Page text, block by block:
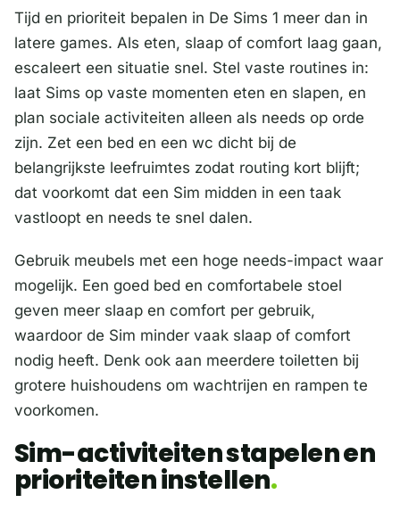
Tijd en prioriteit bepalen in De Sims 1 meer dan in
latere games. Als eten, slaap of comfort laag gaan,
escaleert een situatie snel. Stel vaste routines in:
laat Sims op vaste momenten eten en slapen, en
plan sociale activiteiten alleen als needs op orde
zijn. Zet een bed en een wc dicht bij de
belangrijkste leefruimtes zodat routing kort blijft;
dat voorkomt dat een Sim midden in een taak
vastloopt en needs te snel dalen.
Gebruik meubels met een hoge needs-impact waar
mogelijk. Een goed bed en comfortabele stoel
geven meer slaap en comfort per gebruik,
waardoor de Sim minder vaak slaap of comfort
nodig heeft. Denk ook aan meerdere toiletten bij
grotere huishoudens om wachtrijen en rampen te
voorkomen.
Sim-activiteiten stapelen en
prioriteiten instellen